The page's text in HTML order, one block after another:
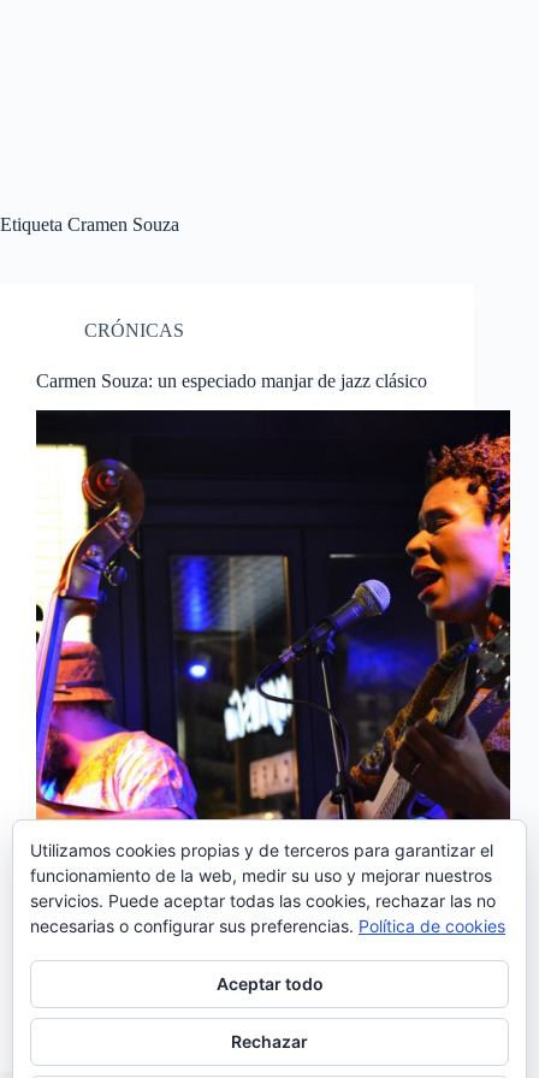
Etiqueta Cramen Souza
CRÓNICAS
Carmen Souza: un especiado manjar de jazz clásico
El silencio que se apoderó de la segunda planta del
Café Comercial, en Madrid, presagiaba lo que
sucedería a continuación… Carmen Souza,
perfectamente secundada por su inseparable Theo
Pascal, al bajo, y Elias Kacomanolis, a la batería,
inundó un oscuro…
Juan Barrero
05/12/2017
Utilizamos cookies propias y de terceros para garantizar el
funcionamiento de la web, medir su uso y mejorar nuestros
servicios. Puede aceptar todas las cookies, rechazar las no
necesarias o configurar sus preferencias. Política de cookies
Aceptar todo
Rechazar